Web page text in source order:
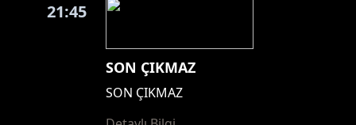
21:45
SON ÇIKMAZ
SON ÇIKMAZ